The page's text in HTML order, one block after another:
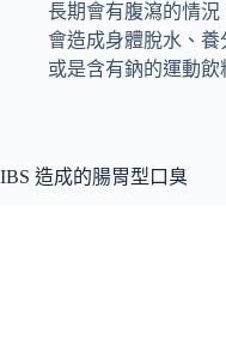
長期會有腹瀉的情
會造成身體脫水、
或是含有鈉的運動飲
IBS 造成的腸胃型口臭